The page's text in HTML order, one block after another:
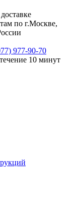
по г.Москве,
977-90-70
10 минут